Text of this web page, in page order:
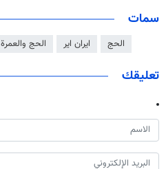
سمات
الحج ايران اير الحج والعمرة
تعليقك